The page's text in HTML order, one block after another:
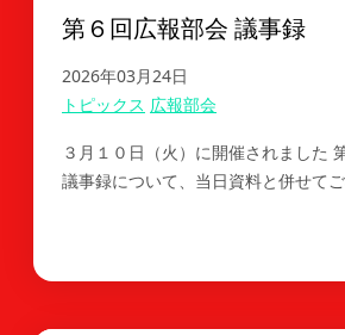
第６回広報部会 議事録
2026年03月24日
トピックス 広報部会
３月１０日（火）に開催されました
議事録について、当日資料と併せて